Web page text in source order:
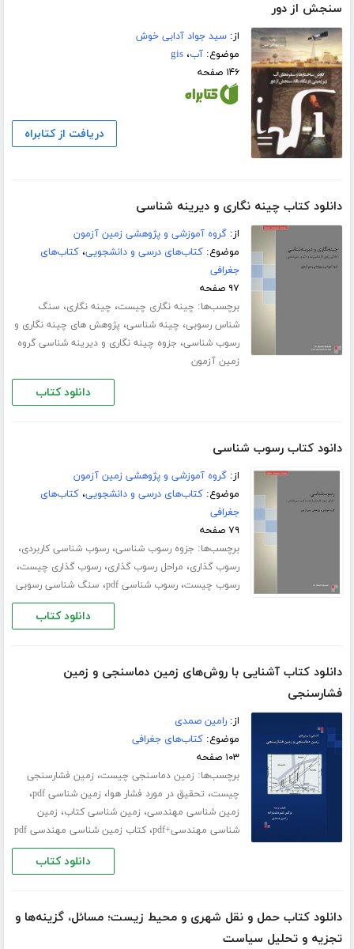
سنجش از دور
از:سید جواد آدابی خوش
موضوع:آب،gis
۱۴۶ صفحه
دریافت از کتابراه
دانلود کتاب چینه نگاری و دیرینه شناسی
از:گروه آموزشی و پژوهشی زمین آزمون
موضوع:کتاب‌های درسی و دانشجویی،کتاب‌های
جغرافی
۹۷ صفحه
برچسب‌ها: چینه نگاری چیست، چینه نگاری، سنگ
شناس رسوبی، چینه شناسی، پژوهش های چینه نگاری و
رسوب شناسی، جزوه چینه نگاری و دیرینه شناسی گروه
زمین آزمون
دانلود کتاب
دانود کتاب رسوب شناسی
از:گروه آموزشی و پژوهشی زمین آزمون
موضوع:کتاب‌های درسی و دانشجویی،کتاب‌های
جغرافی
۷۹ صفحه
برچسب‌ها: جزوه رسوب شناسی،رسوب شناسی کاربردی،
رسوب گذاری، مراحل رسوب گذاری،رسوب گذاری چیست،
رسوب چیست،رسوب شناسی pdf ، سنگ شناسی رسوبی
دانلود کتاب
دانلود کتاب آشنایی با روش‌های زمین دماسنجی و زمین
فشارسنجی
از:رامین صمدی
موضوع:کتاب‌های جغرافی
۱۰۳ صفحه
برچسب‌ها: زمین دماسنجی چیست، زمین فشارسنجی
چیست، تحقیق در مورد فشار هوا، زمین شناسی pdf ،
زمین شناسی مهندسی، زمین شناسی کتاب، زمین
شناسی مهندسی+pdf
،کتاب زمین شناسی مهندسی pdf
دانلود کتاب
دانلود کتاب حمل و نقل شهری و محیط زیست؛ مسائل، گزینه‌ها و
تجزیه و تحلیل سیاست